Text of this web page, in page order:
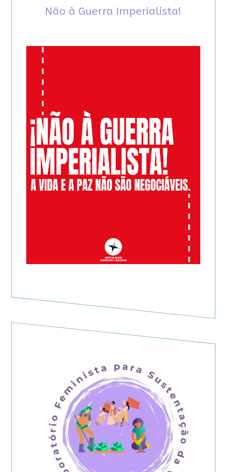
Não à Guerra Imperialista!